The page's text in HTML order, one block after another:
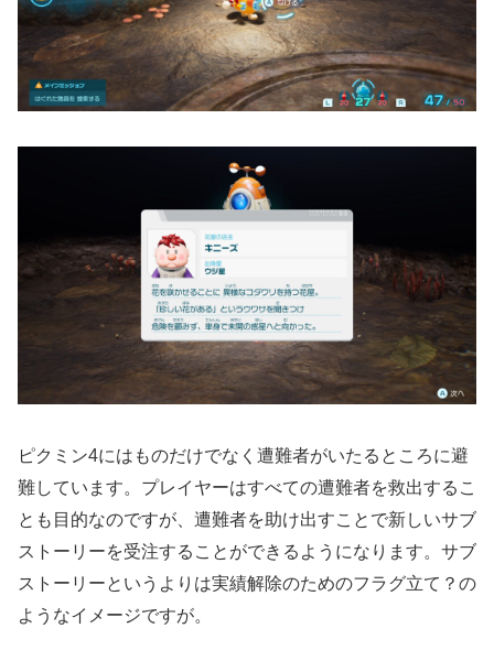
ピクミン4にはものだけでなく遭難者がいたるところに避
難しています。プレイヤーはすべての遭難者を救出するこ
とも目的なのですが、遭難者を助け出すことで新しいサブ
ストーリーを受注することができるようになります。サブ
ストーリーというよりは実績解除のためのフラグ立て？の
ようなイメージですが。